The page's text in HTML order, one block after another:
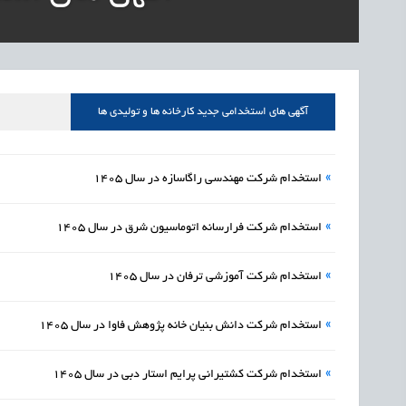
اشتغال و کارآفرینی قرارداد کار معین،
1405/05/15 اشتغال و کارآفرینی رئیس مرکز منابع
آگهی های استخدامی جدید کارخانه ها و تولیدی ها
» استخدام شرکت مهندسی راگاسازه در سال 1405
» استخدام شرکت فرارسانه اتوماسیون شرق در سال 1405
» استخدام شرکت آموزشی ترفان در سال 1405
» استخدام شركت دانش بنيان خانه پژوهش فاوا در سال 1405
» استخدام شرکت کشتیرانی پرایم استار دبی در سال 1405